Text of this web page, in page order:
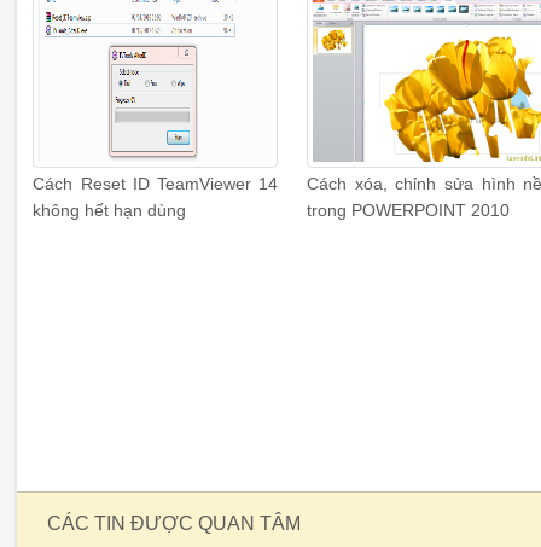
Cách Reset ID TeamViewer 14
không hết hạn dùng
Cách xóa, chỉnh sửa hình
trong POWERPOINT 2010
CÁC TIN ĐƯỢC QUAN TÂM